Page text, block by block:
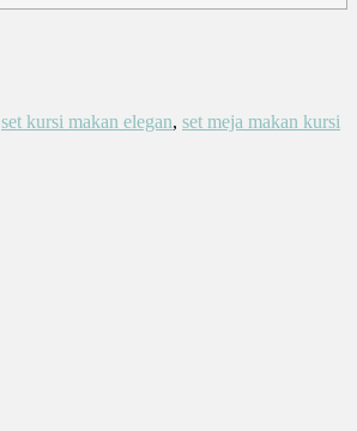
set kursi makan elegan, set meja makan kursi